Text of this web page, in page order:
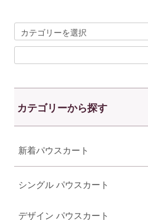
カテゴリーから探す
新着パウスカート
シングル パウスカート
デザイン パウスカート